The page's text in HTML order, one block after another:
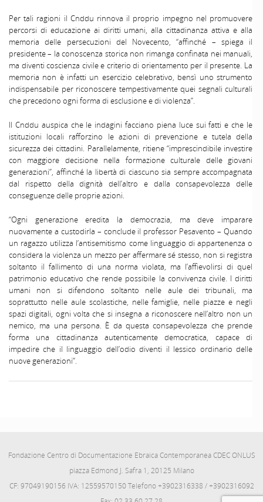
Per tali ragioni il Cnddu rinnova il proprio impegno nel promuovere
percorsi di educazione ai diritti umani, alla cittadinanza attiva e alla
memoria delle persecuzioni del Novecento, “affinché – spiega il
presidente – la conoscenza storica non rimanga confinata nei manuali,
ma diventi coscienza civile e criterio di orientamento per il presente. La
memoria non è infatti un esercizio celebrativo, bensì uno strumento
indispensabile per riconoscere tempestivamente quei segnali culturali
che precedono ogni forma di esclusione e di violenza”.
Il Cnddu auspica che le indagini facciano piena luce sui fatti e che le
istituzioni locali rafforzino le azioni di prevenzione e tutela della
sicurezza dei cittadini. Parallelamente, ritiene “imprescindibile investire
con maggiore decisione nella formazione culturale delle giovani
generazioni”, affinché la libertà di ciascuno sia sempre accompagnata
dal rispetto della dignità dell’altro e dalla consapevolezza delle
conseguenze delle proprie azioni.
“Ogni generazione eredita la democrazia, ma deve imparare
nuovamente a custodirla – conclude il professor Pesavento – Quando
un ragazzo utilizza l’antisemitismo come linguaggio di appartenenza o
considera la violenza un mezzo per affermare sé stesso, non si registra
soltanto il fallimento di una norma violata, ma l’affievolirsi di quel
patrimonio educativo che rende possibile la convivenza civile. I diritti
umani non si difendono soltanto nelle aule dei tribunali, ma
soprattutto nelle aule scolastiche, nelle famiglie, nelle piazze e negli
spazi digitali, ogni volta che si insegna a riconoscere nell’altro non un
nemico, ma una persona. È da questa consapevolezza che prende
forma una cittadinanza autenticamente democratica, capace di
impedire che il linguaggio dell’odio diventi il lessico ordinario delle
nuove generazioni”.
Fondazione Centro di Documentazione Ebraica Contemporanea CDEC ONLUS
piazza Edmond J. Safra 1, 20125 Milano
CF: 97049190156 IVA: 12559570150 Telefono +3902316338 / +3902316092